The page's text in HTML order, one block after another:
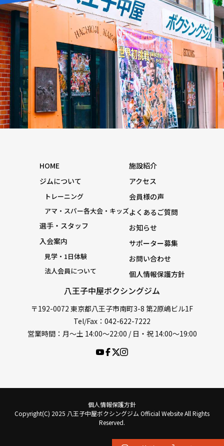
八王子中屋ボクシングジム
〒192-0072 東京都八王子市南町3-8 第2原嶋ビル1F
Tel/Fax：042-622-7222
営業時間：月〜土 14:00〜22:00 / 日・祝 14:00〜19:00
HOME
ジムについて
トレーニング
アマ・スパー各大会・キッズ
選手・スタッフ
入会案内
見学・1日体験
法人会員について
施設紹介
アクセス
会員様の声
よくあるご質問
お知らせ
サポーター募集
お問い合わせ
個人情報保護方針
個人情報保護方針
Copyright(C) 2025 八王子中屋ボクシングジム Official Website All Rights
Reserved.